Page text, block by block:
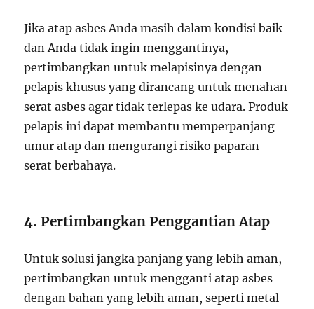
Jika atap asbes Anda masih dalam kondisi baik
dan Anda tidak ingin menggantinya,
pertimbangkan untuk melapisinya dengan
pelapis khusus yang dirancang untuk menahan
serat asbes agar tidak terlepas ke udara. Produk
pelapis ini dapat membantu memperpanjang
umur atap dan mengurangi risiko paparan
serat berbahaya.
4.Pertimbangkan Penggantian Atap
Untuk solusi jangka panjang yang lebih aman,
pertimbangkan untuk mengganti atap asbes
dengan bahan yang lebih aman, seperti metal